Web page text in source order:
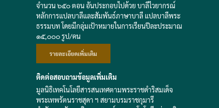
จำนวน ๖๕๐ ตอน อันประกอบไปด้วย บาลีไวยากรณ์
หลักการแปลบาลีและสัมพันธ์ภาษาบาลี แปลบาลีพระ
ธรรมบท โดยมีกลุ่มเป้าหมายในการเรียนปีละประมาณ
๑๕,๐๐๐ รูป/คน
รายละเอียดเพิ่มเติม
ติดต่อสอบถามข้อมูลเพิ่มเติม
มูลนิธิเทคโนโลยีสารสนเทศตามพระราชดำริสมเด็จ
พระเทพรัตนราชสุดา ฯ สยามบรมราชกุมารี